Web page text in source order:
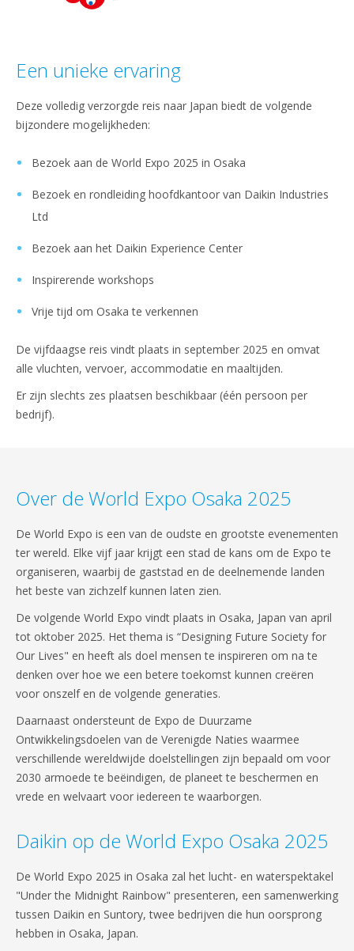
Een unieke ervaring
Deze volledig verzorgde reis naar Japan biedt de volgende
bijzondere mogelijkheden:
Bezoek aan de World Expo 2025 in Osaka
Bezoek en rondleiding hoofdkantoor van Daikin Industries
Ltd
Bezoek aan het Daikin Experience Center
Inspirerende workshops
Vrije tijd om Osaka te verkennen
De vijfdaagse reis vindt plaats in september 2025 en omvat
alle vluchten, vervoer, accommodatie en maaltijden.
Er zijn slechts zes plaatsen beschikbaar (één persoon per
bedrijf).
Over de World Expo Osaka 2025
De World Expo is een van de oudste en grootste evenementen
ter wereld. Elke vijf jaar krijgt een stad de kans om de Expo te
organiseren, waarbij de gaststad en de deelnemende landen
het beste van zichzelf kunnen laten zien.
De volgende World Expo vindt plaats in Osaka, Japan van april
tot oktober 2025. Het thema is “Designing Future Society for
Our Lives" en heeft als doel mensen te inspireren om na te
denken over hoe we een betere toekomst kunnen creëren
voor onszelf en de volgende generaties.
Daarnaast ondersteunt de Expo de Duurzame
Ontwikkelingsdoelen van de Verenigde Naties waarmee
verschillende wereldwijde doelstellingen zijn bepaald om voor
2030 armoede te beëindigen, de planeet te beschermen en
vrede en welvaart voor iedereen te waarborgen.
Daikin op de World Expo Osaka 2025
De World Expo 2025 in Osaka zal het lucht- en waterspektakel
"Under the Midnight Rainbow" presenteren, een samenwerking
tussen Daikin en Suntory, twee bedrijven die hun oorsprong
hebben in Osaka, Japan.